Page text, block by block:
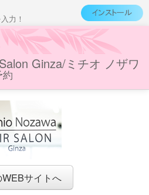
力！
Ginza/ミチオ ノザワ
約
サイトへ